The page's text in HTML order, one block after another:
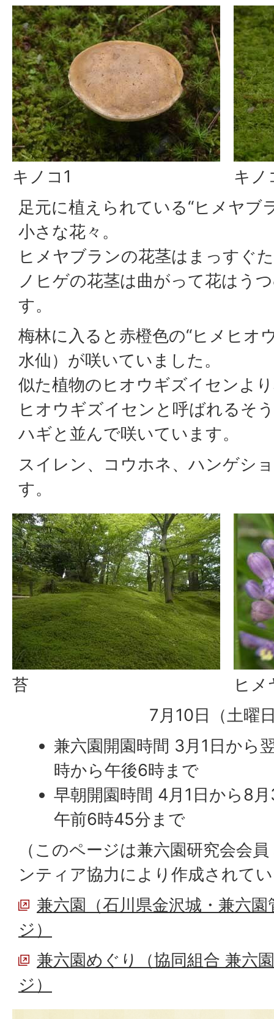
キノコ1
キノ
足元に植えられている“ヒメヤブ
小さな花々。
ヒメヤブランの花茎はまっすぐ
ノヒゲの花茎は曲がって花はう
す。
梅林に入ると赤橙色の“ヒメヒオ
水仙）が咲いていました。
似た植物のヒオウギズイセンよ
ヒオウギズイセンと呼ばれるそ
ハギと並んで咲いています。
スイレン、コウホネ、ハンゲシ
す。
苔
ヒ
7月10日（土曜
兼六園開園時間 3月1日から
時から午後6時まで
早朝開園時間 4月1日から8
午前6時45分まで
（このページは兼六園研究会会
ンティア協力により作成されて
兼六園（石川県金沢城・兼六
ジ）
兼六園めぐり（協同組合 兼六
ジ）